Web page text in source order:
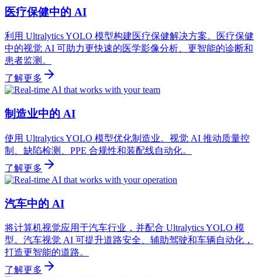
医疗保健中的 AI
利用 Ultralytics YOLO 模型构建医疗保健解决方案。医疗保健
中的视觉 AI 可助力更快速的医学影像分析、更智能的诊断和
患者监测。
了解更多
制造业中的 AI
使用 Ultralytics YOLO 模型优化制造业。视觉 AI 推动质量控
制、缺陷检测、PPE 合规性和装配线自动化。
了解更多
汽车中的 AI
将计算机视觉应用于汽车行业，并配合 Ultralytics YOLO 模
型。汽车视觉 AI 可提升道路安全、辅助驾驶和车辆自动化，
打造更智能的道路。
了解更多